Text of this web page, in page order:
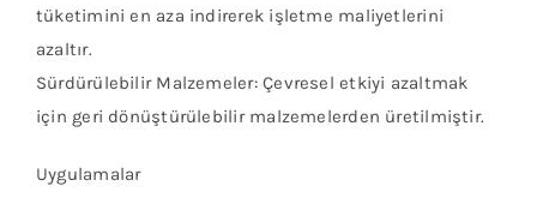
tüketimini en aza indirerek işletme maliyetlerini
azaltır.
Sürdürülebilir Malzemeler: Çevresel etkiyi azaltmak
için geri dönüştürülebilir malzemelerden üretilmiştir.
Uygulamalar